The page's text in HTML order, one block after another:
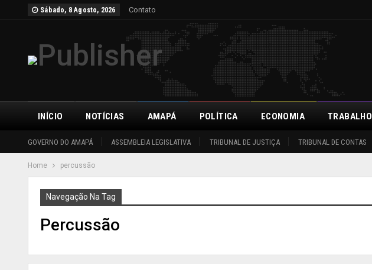
Sábado, 8 Agosto, 2026 Contato
INÍCIO
GOVERNO DO AMAPÁ ASSEMBLEIA LEGISLATIVA TRIBUNAL DE JUSTIÇA TRIBUNAL DE CONTAS
NOTÍCIAS AMAPÁ POLÍTICA ECONOMIA TRABALHO
Home percussão
Navegação Na Tag
Percussão